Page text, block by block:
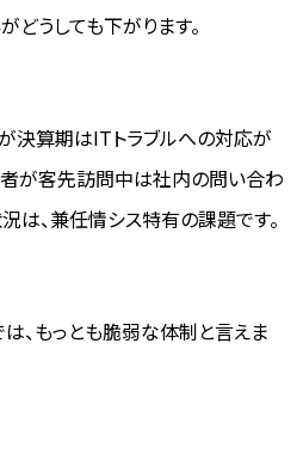
どうしても下がります。
決算期はITトラブルへの対応が
が客先訪問中は社内の問い合わ
は、兼任情シス特有の課題です。
、もっとも脆弱な体制と言えま